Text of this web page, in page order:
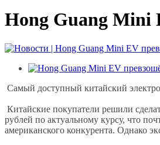
Hong Guang Mini
Самый доступный китайский
Китайские покупатели решили
рублей по актуальному курсу, что
американского конкурента. Однако